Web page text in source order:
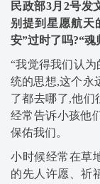
民政部3月2号发
别提到星愿航天
安”过时了吗?“魂
“我觉得我们认
统的思想,这个永
了都去哪了,他们
经常告诉小孩他
保佑我们。
小时候经常在草
的先人许愿、祈